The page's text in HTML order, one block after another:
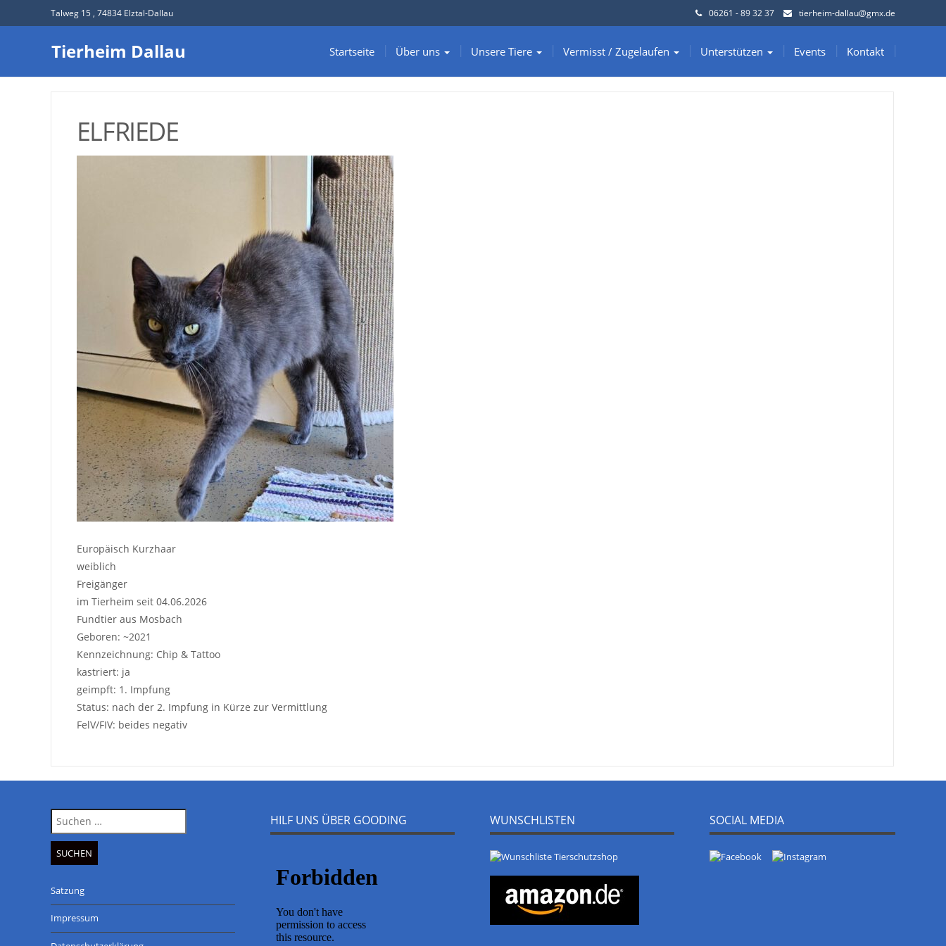
Talweg 15 , 74834 Elztal-Dallau 06261 - 89 32 37 tierheim-dallau@gmx.de
Tierheim Dallau Startseite Über uns Unsere Tiere Vermisst / Zugelaufen Unterstützen Events Kontakt
ELFRIEDE
Europäisch Kurzhaar
weiblich
Freigänger
im Tierheim seit 04.06.2026
Fundtier aus Mosbach
Geboren: ~2021
Kennzeichnung: Chip & Tattoo
kastriert: ja
geimpft: 1. Impfung
Status: nach der 2. Impfung in Kürze zur Vermittlung
FelV/FIV: beides negativ
Suche
nach:
Satzung
Impressum
HILF UNS ÜBER GOODING WUNSCHLISTEN SOCIAL MEDIA